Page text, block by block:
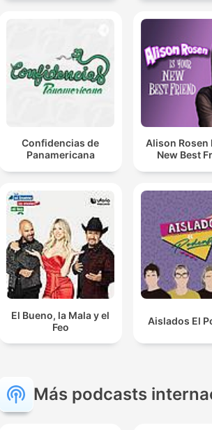
Confidencias de
Panamericana
Alison Rosen
New Best
El Bueno, la Mala y el
Feo
Aislados El
Más podcasts